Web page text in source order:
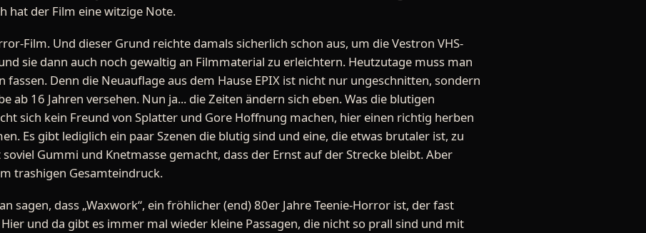
hat der Film eine witzige Note.
Film. Und dieser Grund reichte damals sicherlich schon aus, um die Vestron VHS-
sie dann auch noch gewaltig an Filmmaterial zu erleichtern. Heutzutage muss man
fassen. Denn die Neuauflage aus dem Hause EPIX ist nicht nur ungeschnitten, sondern
ab 16 Jahren versehen. Nun ja... die Zeiten ändern sich eben. Was die blutigen
sich kein Freund von Splatter und Gore Hoffnung machen, hier einen richtig herben
Es gibt lediglich ein paar Szenen die blutig sind und eine, die etwas brutaler ist, zu
Gummi und Knetmasse gemacht, dass der Ernst auf der Strecke bleibt. Aber
trashigen Gesamteindruck.
sagen, dass „Waxwork“, ein fröhlicher (end) 80er Jahre Teenie-Horror ist, der fast
und da gibt es immer mal wieder kleine Passagen, die nicht so prall sind und mit